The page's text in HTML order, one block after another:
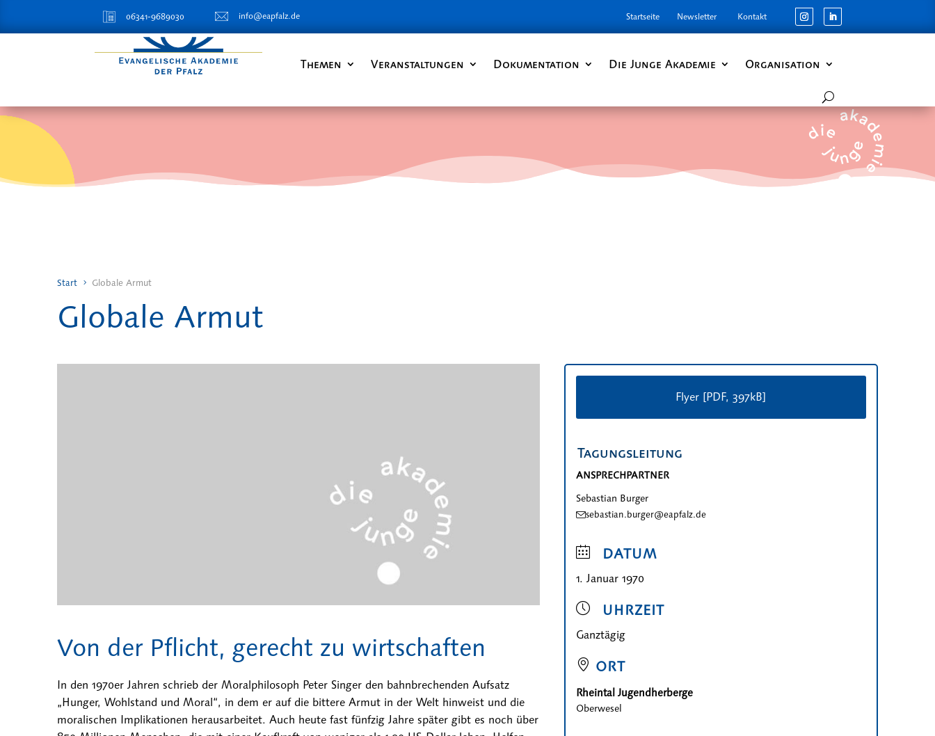
06341-9689030 info@eapfalz.de Startseite Newsletter Kontakt
Themen Veranstaltungen Dokumentation Die Junge Akademie Organisation
Start Globale Armut
Globale Armut
Von der Pflicht, gerecht zu wirtschaften
In den 1970er Jahren schrieb der Moralphilosoph Peter Singer den bahnbrechenden Aufsatz
„Hunger, Wohlstand und Moral“, in dem er auf die bittere Armut in der Welt hinweist und die
moralischen Implikationen herausarbeitet. Auch heute fast fünfzig Jahre später gibt es noch über
Flyer [PDF, 397kB]
Tagungsleitung
ANSPRECHPARTNER
Sebastian Burger
sebastian.burger@eapfalz.de
DATUM
1. Januar 1970
UHRZEIT
Ganztägig
ORT
Rheintal Jugendherberge
Oberwesel